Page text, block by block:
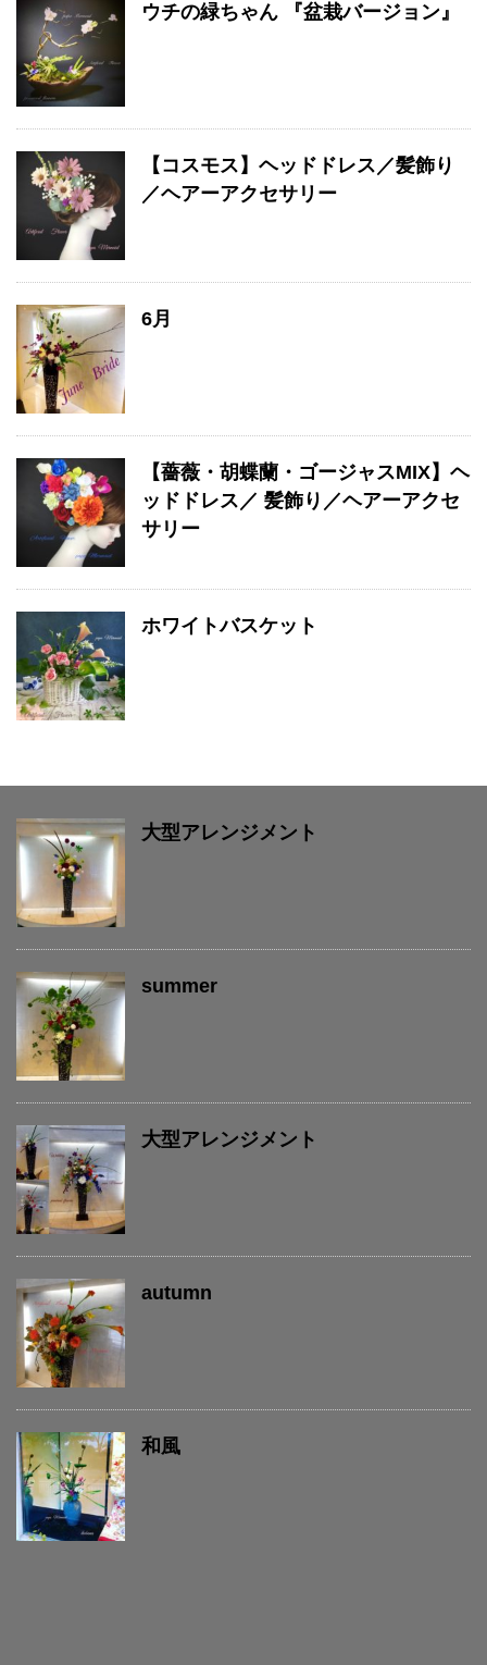
ウチの緑ちゃん 『盆栽バージョン』
【コスモス】ヘッドドレス／髪飾り
／ヘアーアクセサリー
6月
【薔薇・胡蝶蘭・ゴージャスMIX】ヘ
ッドドレス／ 髪飾り／ヘアーアクセ
サリー
ホワイトバスケット
大型アレンジメント
summer
大型アレンジメント
autumn
和風